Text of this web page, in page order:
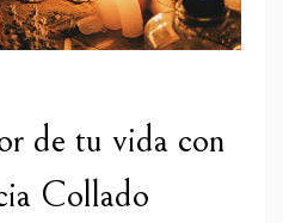
de tu vida con
Collado